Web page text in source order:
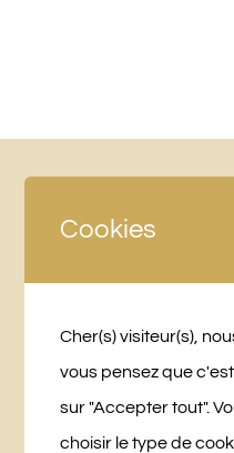
Cookies
Cher(s) visiteur(s),
vous pensez que
sur "Accepter tout".
choisir le type de